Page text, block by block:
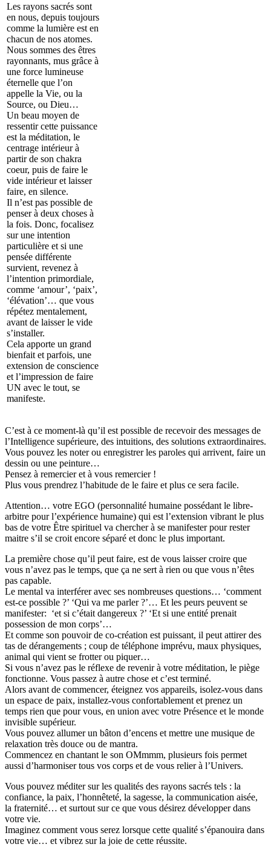
Les rayons sacrés sont
en nous, depuis toujours
comme la lumière est en
chacun de nos atomes.
Nous sommes des êtres
rayonnants, mus grâce à
une force lumineuse
éternelle que l’on
appelle la Vie, ou la
Source, ou Dieu…
Un beau moyen de
ressentir cette puissance
est la méditation, le
centrage intérieur à
partir de son chakra
coeur, puis de faire le
vide intérieur et laisser
faire, en silence.
Il n’est pas possible de
penser à deux choses à
la fois. Donc, focalisez
sur une intention
particulière et si une
pensée différente
survient, revenez à
l’intention primordiale,
comme ‘amour’, ‘paix’,
‘élévation’… que vous
répétez mentalement,
avant de laisser le vide
s’installer.
Cela apporte un grand
bienfait et parfois, une
extension de conscience
et l’impression de faire
UN avec le tout, se
manifeste.
C’est à ce moment-là qu’il est possible de recevoir des messages de
l’Intelligence supérieure, des intuitions, des solutions extraordinaires.
Vous pouvez les noter ou enregistrer les paroles qui arrivent, faire un
dessin ou une peinture…
Pensez à remercier et à vous remercier !
Plus vous prendrez l’habitude de le faire et plus ce sera facile.
Attention… votre EGO (personnalité humaine possédant le libre-
arbitre pour l’expérience humaine) qui est l’extension vibrant le plus
bas de votre Être spirituel va chercher à se manifester pour rester
maitre s’il se croit encore séparé et donc le plus important.
La première chose qu’il peut faire, est de vous laisser croire que
vous n’avez pas le temps, que ça ne sert à rien ou que vous n’êtes
pas capable.
Le mental va interférer avec ses nombreuses questions… ‘comment
est-ce possible ?’ ‘Qui va me parler ?’… Et les peurs peuvent se
manifester: ‘et si c’était dangereux ?’ ‘Et si une entité prenait
possession de mon corps’…
Et comme son pouvoir de co-création est puissant, il peut attirer des
tas de dérangements ; coup de téléphone imprévu, maux physiques,
animal qui vient se frotter ou piquer…
Si vous n’avez pas le réflexe de revenir à votre méditation, le piège
fonctionne. Vous passez à autre chose et c’est terminé.
Alors avant de commencer, éteignez vos appareils, isolez-vous dans
un espace de paix, installez-vous confortablement et prenez un
temps rien que pour vous, en union avec votre Présence et le monde
invisible supérieur.
Vous pouvez allumer un bâton d’encens et mettre une musique de
relaxation très douce ou de mantra.
Commencez en chantant le son OMmmm, plusieurs fois permet
aussi d’harmoniser tous vos corps et de vous relier à l’Univers.
Vous pouvez méditer sur les qualités des rayons sacrés tels : la
confiance, la paix, l’honnêteté, la sagesse, la communication aisée,
la fraternité… et surtout sur ce que vous désirez développer dans
votre vie.
Imaginez comment vous serez lorsque cette qualité s’épanouira dans
votre vie… et vibrez sur la joie de cette réussite.